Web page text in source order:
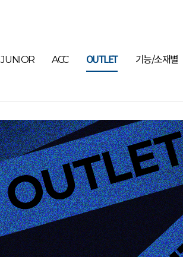
JUNIOR ACC OUTLET 기능/소재별